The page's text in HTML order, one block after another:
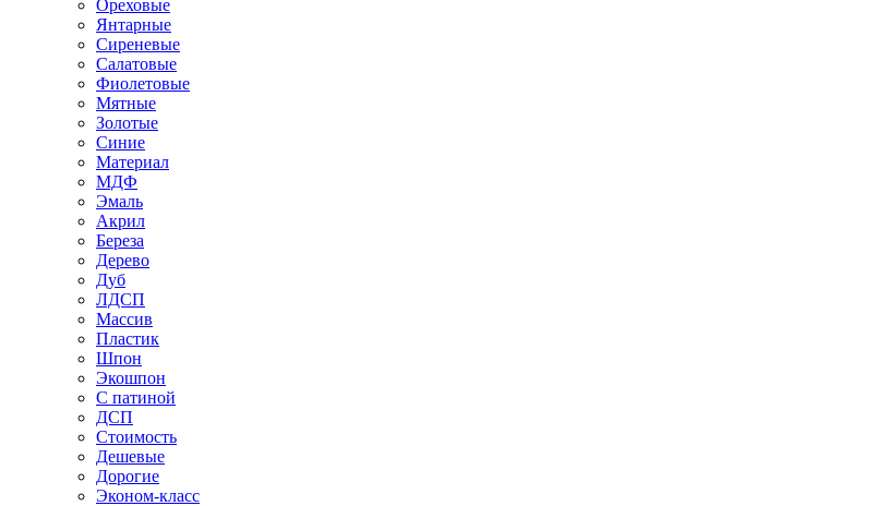
Ореховые
Янтарные
Сиреневые
Салатовые
Фиолетовые
Мятные
Золотые
Синие
Материал
МДФ
Эмаль
Акрил
Береза
Дерево
Дуб
ЛДСП
Массив
Пластик
Шпон
Экошпон
С патиной
ДСП
Стоимость
Дешевые
Дорогие
Эконом-класс